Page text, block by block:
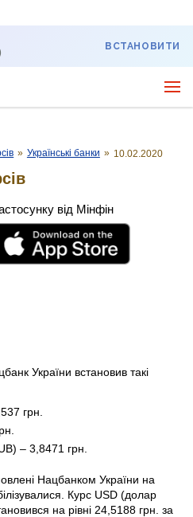
ВСТАНОВИТИ
» Українські банки » 10.02.2020
від Мінфін
України встановив такі
грн.
– 3,8471 грн.
Нацбанком України на
Курс USD (долар
на рівні 24,5188 грн. за